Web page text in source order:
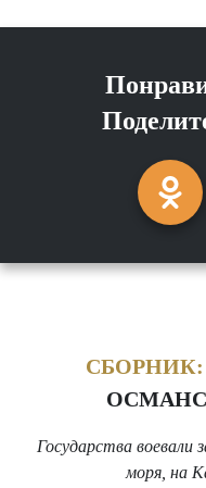
СБОРНИК:
Государства воевали
моря, на